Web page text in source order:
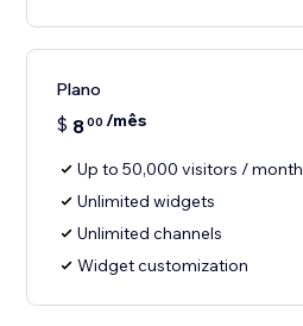
Plano
$ 800 /mês
Up to 50,000 visitors / month
Unlimited widgets
Unlimited channels
Widget customization